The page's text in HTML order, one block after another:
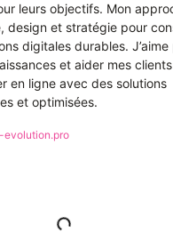
leurs objectifs. Mon
design et stratégie pour
digitales durables.
et aider mes
en ligne avec des solutions
et optimisées.
evolution.pro